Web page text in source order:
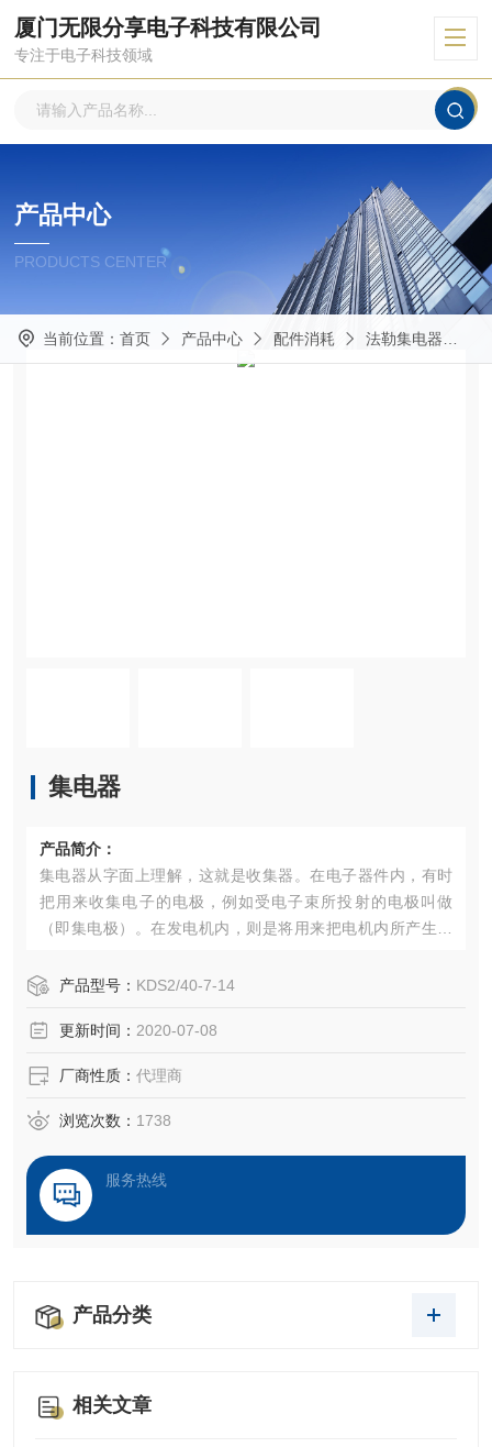
厦门无限分享电子科技有限公司
专注于电子科技领域
产品中心
PRODUCTS CENTER
当前位置： 首页 产品中心 配件消耗 法勒集电器
集电器
产品简介：
集电器从字面上理解，这就是收集器。在电子器件内，有时
把用来收集电子的电极，例如受电子束所投射的电极叫做
（即集电极）。在发电机内，则是将用来把电机内所产生的
的电流的装置叫做
产品型号： KDS2/40-7-14
更新时间： 2020-07-08
厂商性质： 代理商
浏览次数： 1738
服务热线
产品分类
相关文章